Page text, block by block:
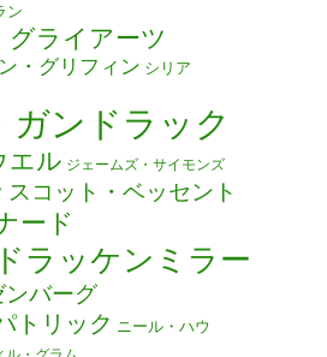
ン
ライアーツ
・グリフィン シリア
ガンドラック
エル ジェームズ・サイモンズ
スコット・ベッセント
ード
ラッケンミラー
バーグ
トリック ニール・ハウ